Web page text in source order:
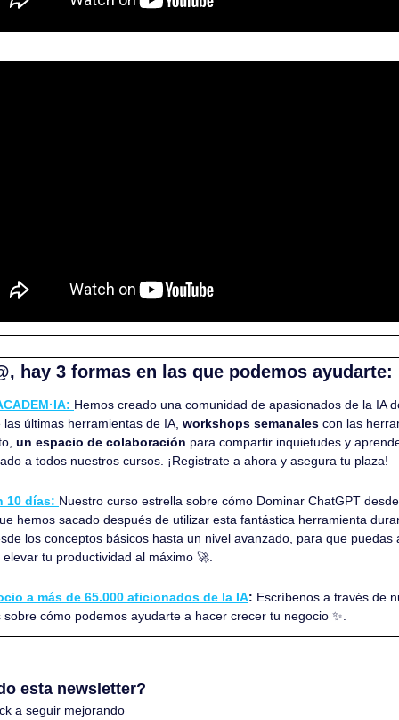
hay 3 formas en las que podemos ayudarte:
últimas herramientas de IA, workshops semanales con las
un espacio de colaboración para compartir inquietudes y
a todos nuestros cursos. ¡Registrate a ahora y asegura tu plaza!
10 días: Nuestro curso estrella sobre cómo Dominar ChatGPT
hemos sacado después de utilizar esta fantástica herramienta
los conceptos básicos hasta un nivel avanzado, para que puedas
tu productividad al máximo 🚀.
a más de 65.000 aficionados de la IA: Escríbenos a través de
cómo podemos ayudarte a hacer crecer tu negocio ✨.
esta newsletter?
a seguir mejorando